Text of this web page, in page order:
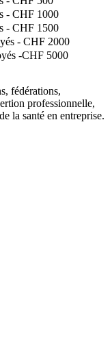
- CHF 1000
- CHF 1500
- CHF 2000
-CHF 5000
fédérations,
professionnelle,
la santé en entreprise.